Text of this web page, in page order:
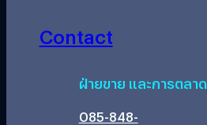
Contact
ฝ่ายขาย และการตลาด
085-848-